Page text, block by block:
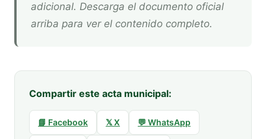
adicional. Descarga el documento oficial
arriba para ver el contenido completo.
Compartir este acta municipal:
📘 Facebook 𝕏 X 💬 WhatsApp